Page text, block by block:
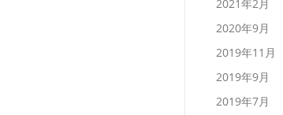
2021年2月
2020年9月
2019年11月
2019年9月
2019年7月